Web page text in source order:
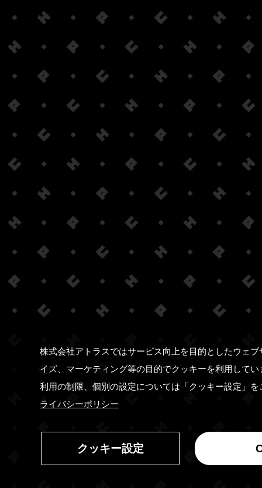
株式会社アトラスではサービス向上を目的としたウェ
イズ、マーケティング等の目的でクッキーを利用して
利用の制限、個別の設定については「クッキー設定」
ライバシーポリシー
クッキー設定